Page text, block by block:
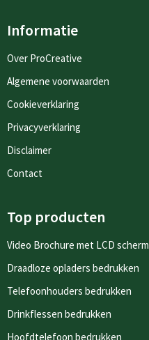
Informatie
Over ProCreative
Algemene voorwaarden
Cookieverklaring
Privacyverklaring
Disclaimer
Contact
Top producten
Video Brochure met LCD scherm
Draadloze opladers bedrukken
Telefoonhouders bedrukken
Drinkflessen bedrukken
Hoofdtelefoon bedrukken